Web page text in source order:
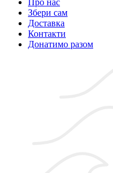
Про нас
Збери сам
Доставка
Контакти
Донатимо разом